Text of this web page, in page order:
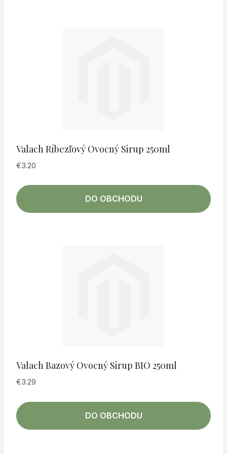
Valach Ríbezľový Ovocný Sirup 250ml
€3.20
DO OBCHODU
Valach Bazový Ovocný Sirup BIO 250ml
€3.29
DO OBCHODU